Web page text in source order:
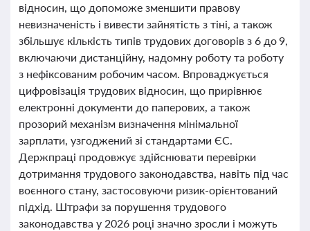
відносин, що допоможе зменшити правову
невизначеність і вивести зайнятість з тіні, а також
збільшує кількість типів трудових договорів з 6 до 9,
включаючи дистанційну, надомну роботу та роботу
з нефіксованим робочим часом. Впроваджується
цифровізація трудових відносин, що прирівнює
електронні документи до паперових, а також
прозорий механізм визначення мінімальної
зарплати, узгоджений зі стандартами ЄС.
Держпраці продовжує здійснювати перевірки
дотримання трудового законодавства, навіть під час
воєнного стану, застосовуючи ризик-орієнтований
підхід. Штрафи за порушення трудового
законодавства у 2026 році значно зросли і можуть